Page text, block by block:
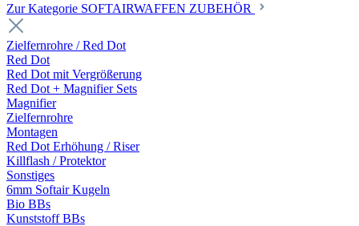
Zur Kategorie SOFTAIRWAFFEN ZUBEHÖR
Zielfernrohre / Red Dot
Red Dot
Red Dot mit Vergrößerung
Red Dot + Magnifier Sets
Magnifier
Zielfernrohre
Montagen
Red Dot Erhöhung / Riser
Killflash / Protektor
Sonstiges
6mm Softair Kugeln
Bio BBs
Kunststoff BBs